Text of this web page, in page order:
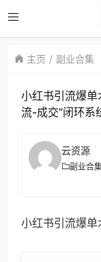
主页 副业合集
小红书引流爆单
流-成交”闭环系
云资源
副业合
小红书引流爆单